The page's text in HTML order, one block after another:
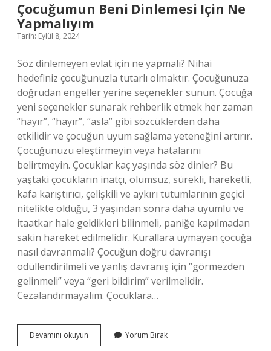
Çocuğumun Beni Dinlemesi Için Ne
Yapmalıyım
Tarih: Eylül 8, 2024
Söz dinlemeyen evlat için ne yapmalı? Nihai
hedefiniz çocuğunuzla tutarlı olmaktır. Çocuğunuza
doğrudan engeller yerine seçenekler sunun. Çocuğa
yeni seçenekler sunarak rehberlik etmek her zaman
“hayır”, “hayır”, “asla” gibi sözcüklerden daha
etkilidir ve çocuğun uyum sağlama yeteneğini artırır.
Çocuğunuzu eleştirmeyin veya hatalarını
belirtmeyin. Çocuklar kaç yaşında söz dinler? Bu
yaştaki çocukların inatçı, olumsuz, sürekli, hareketli,
kafa karıştırıcı, çelişkili ve aykırı tutumlarının geçici
nitelikte olduğu, 3 yaşından sonra daha uyumlu ve
itaatkar hale geldikleri bilinmeli, paniğe kapılmadan
sakin hareket edilmelidir. Kurallara uymayan çocuğa
nasıl davranmalı? Çocuğun doğru davranışı
ödüllendirilmeli ve yanlış davranış için “görmezden
gelinmeli” veya “geri bildirim” verilmelidir.
Cezalandırmayalım. Çocuklara…
Devamını okuyun Çocuğumun
Beni
Yorum Bırak